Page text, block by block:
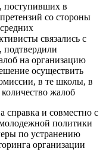
поступивших в
со стороны
связались с
подтвердили
на организацию
осуществить
в те школы, в
жалоб
справка и совместно с
политики
по устранению
организации